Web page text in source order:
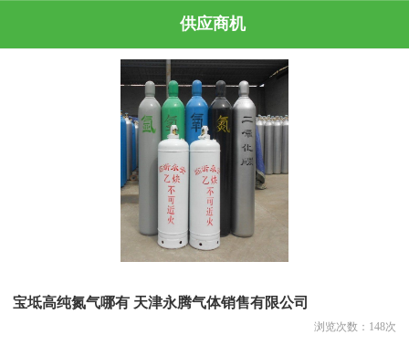
供应商机
宝坻高纯氮气哪有 天津永腾气体销售有限公司
浏览次数： 148次